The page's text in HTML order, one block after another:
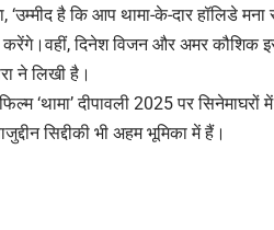
है कि आप थामा-के-दार हॉलिडे
करेंगे।वहीं, दिनेश विजन और अमर
ने लिखी है।
‘थामा’ दीपावली 2025 पर सिनेमाघरों
सिद्दीकी भी अहम भूमिका में हैं।